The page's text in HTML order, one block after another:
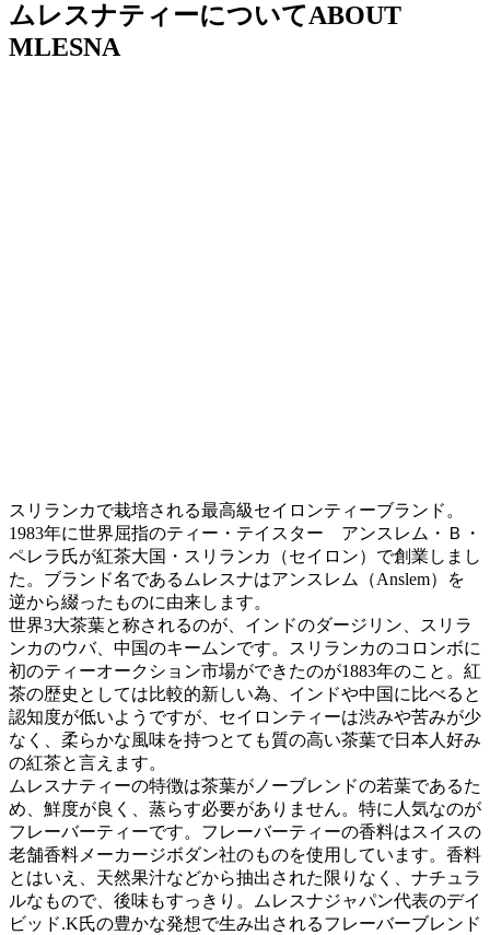
ムレスナティーについてABOUT
MLESNA
スリランカで栽培される最高級セイロンティーブランド。
1983年に世界屈指のティー・テイスター アンスレム・Ｂ・
ペレラ氏が紅茶大国・スリランカ（セイロン）で創業しまし
た。ブランド名であるムレスナはアンスレム（Anslem）を
逆から綴ったものに由来します。
世界3大茶葉と称されるのが、インドのダージリン、スリラ
ンカのウバ、中国のキームンです。スリランカのコロンボに
初のティーオークション市場ができたのが1883年のこと。紅
茶の歴史としては比較的新しい為、インドや中国に比べると
認知度が低いようですが、セイロンティーは渋みや苦みが少
なく、柔らかな風味を持つとても質の高い茶葉で日本人好み
の紅茶と言えます。
ムレスナティーの特徴は茶葉がノーブレンドの若葉であるた
め、鮮度が良く、蒸らす必要がありません。特に人気なのが
フレーバーティーです。フレーバーティーの香料はスイスの
老舗香料メーカージボダン社のものを使用しています。香料
とはいえ、天然果汁などから抽出された限りなく、ナチュラ
ルなもので、後味もすっきり。ムレスナジャパン代表のデイ
ビッド.K氏の豊かな発想で生み出されるフレーバーブレンド